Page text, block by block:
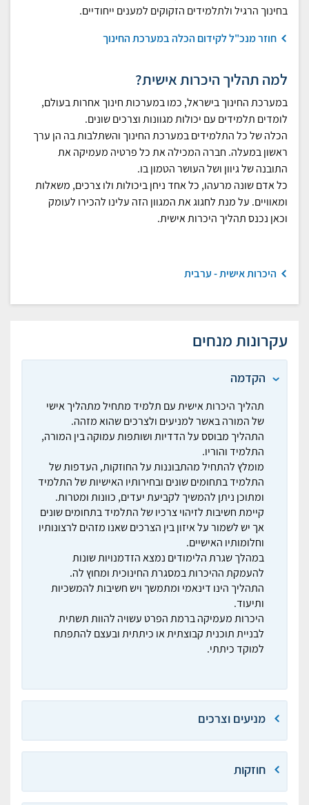
בחינוך הרגיל ולתלמידים הזקוקים למענים ייחודיים.
חוזר מנכ"ל לקידום הכלה במערכת החינוך
למה תהליך היכרות אישית?
במערכת החינוך בישראל, כמו במערכות חינוך אחרות בעולם,
לומדים תלמידים עם יכולות מגוונות וצרכים שונים.
הכלה של כל התלמידים במערכת החינוך והשתלבות בה הן ערך
ראשון במעלה. חברה המכילה את כל פרטיה מעמיקה את
התובנה של גיוון ושל העושר הטמון בו.
כל אדם שונה מרעהו, כל אחד ניחן ביכולות ולו צרכים, משאלות
ומאוויים. על מנת לחגוג את המגוון הזה עלינו להכירו לעומק
וכאן נכנס תהליך היכרות אישית.
היכרות אישית - ערבית
עקרונות מנחים
הקדמה
תהליך היכרות אישית עם תלמיד מתחיל מתהליך אישי
של המורה באשר למניעים ולצרכים שהוא מזהה.
התהליך מבוסס על הדדיות ושותפות עמוקה בין המורה,
התלמיד והוריו.
מומלץ להתחיל מהתבוננות על החוזקות, העדפות של
התלמיד בתחומים שונים ובחירותיו האישיות של התלמיד
ומתוכן ניתן להמשיך לקביעת יעדים, כוונות ומטרות.
קיימת חשיבות לזיהוי צרכיו של התלמיד בתחומים שונים
אך יש לשמור על איזון בין הצרכים שאנו מזהים לרצונותיו
וחלומותיו האישיים.
במהלך שגרת הלימודים נמצא הזדמנויות שונות
להעמקת ההיכרות במסגרת החינוכית ומחוץ לה.
התהליך הינו דינאמי ומתמשך ויש חשיבות להמשכיות
ותיעוד.
היכרות מעמיקה ברמת הפרט עשויה להוות תשתית
לבניית תוכנית קבוצתית או כיתתית ובעצם להתפתח
למוקד כיתתי.
מניעים וצרכים
חוזקות